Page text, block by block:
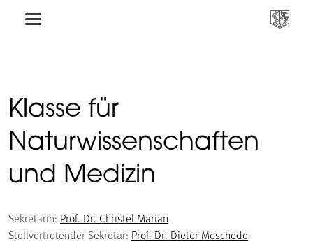
Klasse für
Naturwissenschaften
und Medizin
Sekretarin: Prof. Dr. Christel Marian
Stellvertretender Sekretar: Prof. Dr. Dieter Meschede